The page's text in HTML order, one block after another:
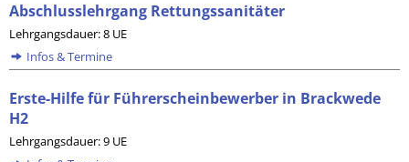
Abschlusslehrgang Rettungssanitäter
Lehrgangsdauer: 8 UE
Infos & Termine
Erste-Hilfe für Führerscheinbewerber in Brackwede
H2
Lehrgangsdauer: 9 UE